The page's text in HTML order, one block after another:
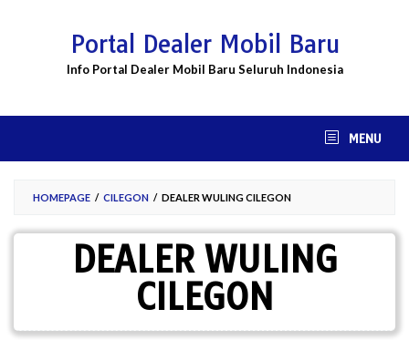
Portal Dealer Mobil Baru
Info Portal Dealer Mobil Baru Seluruh Indonesia
MENU
HOMEPAGE / CILEGON / DEALER WULING CILEGON
DEALER WULING
CILEGON